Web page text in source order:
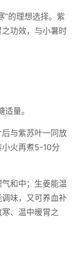
”的理想选择。紫
功效，与小暑时
量。
与紫苏叶一同放
火再煮5-10分
和中；生姜能温
味，又可养血补
、温中暖胃之